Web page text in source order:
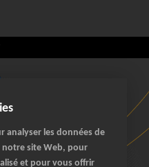
analyser les données de
site Web, pour
et pour vous offrir